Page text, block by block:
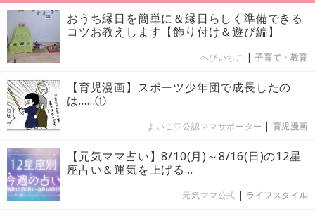
おうち縁日を簡単に＆縁日らしく準備できる
コツお教えします【飾り付け＆遊び編】
へびいちご |子育て・教育
【育児漫画】スポーツ少年団で成長したの
は……①
よいこ♡公認ママサポーター | 育児漫画
【元気ママ占い】8/10(月)～8/16(日)の12星
座占い＆運気を上げる...
元気ママ公式 | ライフスタイル